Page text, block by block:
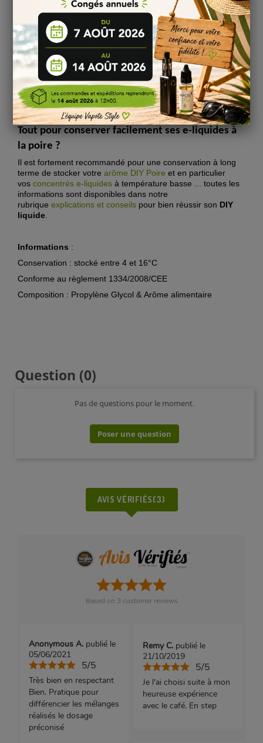
Comment fabriquer ses e-liquides DIYfacilement
?
Découvrez ici
les informations essentielles pour fabriquer soi-
mêmeson e-liquide saveur Poire: dosage, fabrication,
maturation et dégustation !
Tout pour conserver facilement ses e-liquides à
la poire ?
Il est fortement recommandé pour une conservation à long
terme de stocker votre arôme DIY Poire et en particulier
vos concentrés e-liquides à température basse ... toutes les
informations sont disponibles dans notre
rubrique explications et conseils pour bien réussir son DIY
liquide.
Informations :
Conservation : stocké entre 4 et 16°C
Conforme au règlement 1334/2008/CEE
Composition : Propylène Glycol & Arôme alimentaire
Question (0)
Pas de questions pour le moment.
Poser une question
AVIS VÉRIFIÉS(3)
Based on 3 customer reviews
Anonymous A. publié le
05/06/2021
5/5
Très bien en respectant
Bien. Pratique pour
différencier les mélanges
réalisés le dosage
préconisé
Remy C. publié le
21/10/2019
5/5
Je l'ai choisi suite à mon
heureuse expérience
avec le café. En step